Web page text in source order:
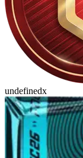
undefinedx